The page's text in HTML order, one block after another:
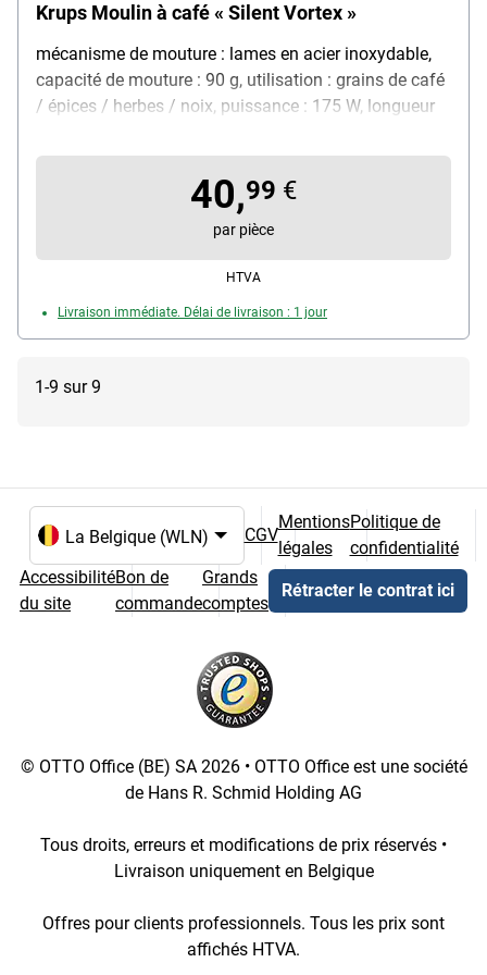
Krups Moulin à café « Silent Vortex »
mécanisme de mouture : lames en acier inoxydable,
capacité de mouture : 90 g, utilisation : grains de café
/ épices / herbes / noix, puissance : 175 W, longueur
capacité / fonction « One Touch » / lavable au lave-
vaisselle, poids : 980 g, couleur : orange / noir,
contenu de la livraison : moulin à café / couvercle de
rangement / brosse de nettoyage
40,99 €
par pièce
HTVA
Livraison immédiate. Délai de livraison : 1 jour
1-9 sur 9
Choix de la langue et du pays
CGV
Mentions
légales
Politique de
confidentialité
Accessibilité
du site
Bon de
commande
Grands
comptes
Rétracter le contrat ici
© OTTO Office (BE) SA 2026 • OTTO Office est une société
de Hans R. Schmid Holding AG
Tous droits, erreurs et modifications de prix réservés •
Livraison uniquement en Belgique
Offres pour clients professionnels. Tous les prix sont
affichés HTVA.